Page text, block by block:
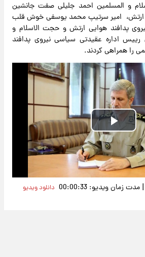
و المسلمین احمد جلیلی صفت جانشین
ارتش، امیر سرتیپ محمد یوسفی خوش قلب
پدافند هوایی ارتش و حجت الاسلام و
اداره عقیدتی سیاسی نیروی پدافند
را همراهی کردند.
Play
Video
|مدت زمان ویدیو: 00:00:33 دانلود ویدیو